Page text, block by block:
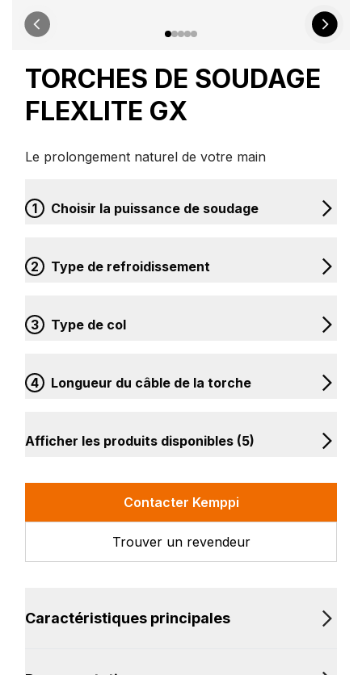
TORCHES DE SOUDAGE
FLEXLITE GX
Le prolongement naturel de votre main
1 Choisir la puissance de soudage
2 Type de refroidissement
3 Type de col
4 Longueur du câble de la torche
Afficher les produits disponibles (5)
Contacter Kemppi
Trouver un revendeur
Caractéristiques principales